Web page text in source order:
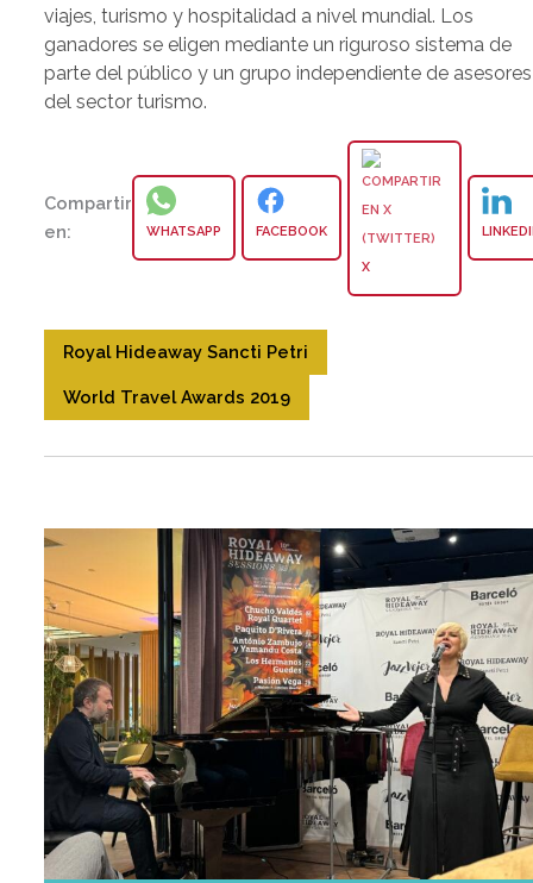
viajes, turismo y hospitalidad a nivel mundial. Los
ganadores se eligen mediante un riguroso sistema de
parte del público y un grupo independiente de asesores
del sector turismo.
Compartir
en:
WHATSAPP FACEBOOK
X
Royal Hideaway Sancti Petri
World Travel Awards 2019